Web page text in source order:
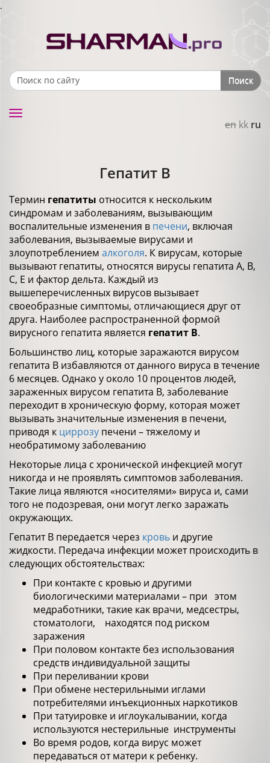
.
Search form Поиск
en kk ru
Toggle
Гепатит В
Термин гепатиты относится к нескольким
синдромам и заболеваниям, вызывающим
воспалительные изменения в печени, включая
заболевания, вызываемые вирусами и
злоупотреблением алкоголя. К вирусам, которые
вызывают гепатиты, относятся вирусы гепатита А, В,
С, Е и фактор дельта. Каждый из
вышеперечисленных вирусов вызывает
своеобразные симптомы, отличающиеся друг от
друга. Наиболее распространенной формой
вирусного гепатита является гепатит В.
Большинство лиц, которые заражаются вирусом
гепатита В избавляются от данного вируса в течение
6 месяцев. Однако у около 10 процентов людей,
зараженных вирусом гепатита В, заболевание
переходит в хроническую форму, которая может
вызывать значительные изменения в печени,
приводя к циррозу печени – тяжелому и
необратимому заболеванию
Некоторые лица с хронической инфекцией могут
никогда и не проявлять симптомов заболевания.
Такие лица являются «носителями» вируса и, сами
того не подозревая, они могут легко заражать
окружающих.
Гепатит В передается через кровь и другие
жидкости. Передача инфекции может происходить в
следующих обстоятельствах:
При контакте с кровью и другими
биологическими материалами – при этом
медработники, такие как врачи, медсестры,
стоматологи, находятся под риском
заражения
При половом контакте без использования
средств индивидуальной защиты
При переливании крови
При обмене нестерильными иглами
потребителями инъекционных наркотиков
При татуировке и иглоукалывании, когда
используются нестерильные инструменты
Во время родов, когда вирус может
передаваться от матери к ребенку.